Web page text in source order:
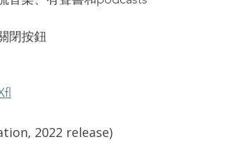
閉按鈕
2022 release)